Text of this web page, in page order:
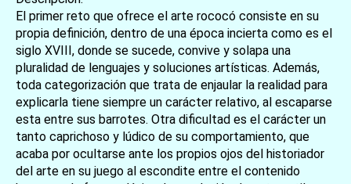
El primer reto que ofrece el arte rococó consiste en su
propia definición, dentro de una época incierta como es el
siglo XVIII, donde se sucede, convive y solapa una
pluralidad de lenguajes y soluciones artísticas. Además,
toda categorización que trata de enjaular la realidad para
explicarla tiene siempre un carácter relativo, al escaparse
esta entre sus barrotes. Otra dificultad es el carácter un
tanto caprichoso y lúdico de su comportamiento, que
acaba por ocultarse ante los propios ojos del historiador
del arte en su juego al escondite entre el contenido